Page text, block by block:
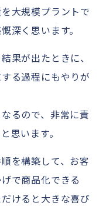
大規模プラントで
深く思います。
果が出たときに、
る過程にもやりが
るので、非常に責
思います。
を構築して、お客
で商品化できる
けると大きな喜び